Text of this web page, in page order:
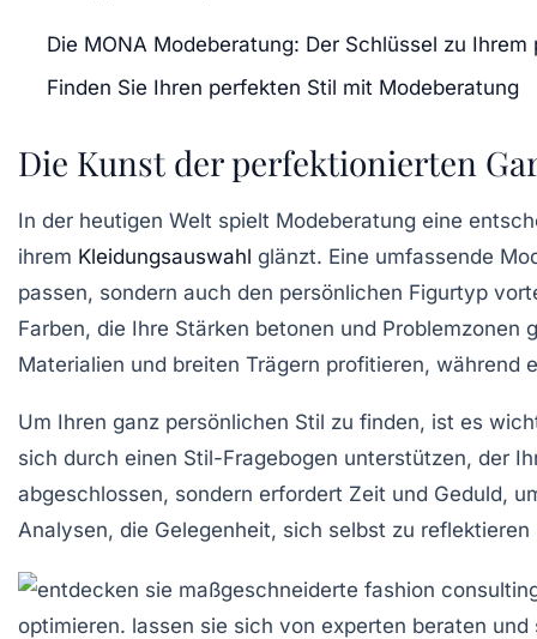
Die MONA Modeberatung: Der Schlüssel zu Ihrem
Finden Sie Ihren perfekten Stil mit Modeberatung
Die Kunst der perfektionierten
In der heutigen Welt spielt Modeberatung eine
ihrem Kleidungsauswahl glänzt. Eine umfassende
passen, sondern auch den persönlichen Figurtyp
Farben, die Ihre Stärken betonen und
Materialien und breiten Trägern profitieren,
Um Ihren ganz persönlichen Stil zu finden, ist es
sich durch einen Stil-Fragebogen unterstützen, der
abgeschlossen, sondern erfordert Zeit und Geduld,
Analysen, die Gelegenheit, sich selbst zu